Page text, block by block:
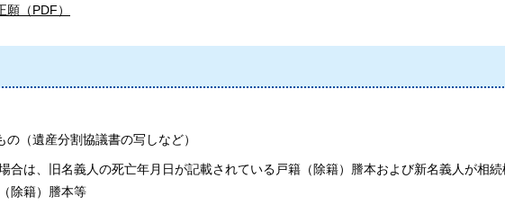
（PDF）
の（遺産分割協議書の写しなど）
合は、旧名義人の死亡年月日が記載されている戸籍（除籍）謄本および新名義人が相
除籍）謄本等